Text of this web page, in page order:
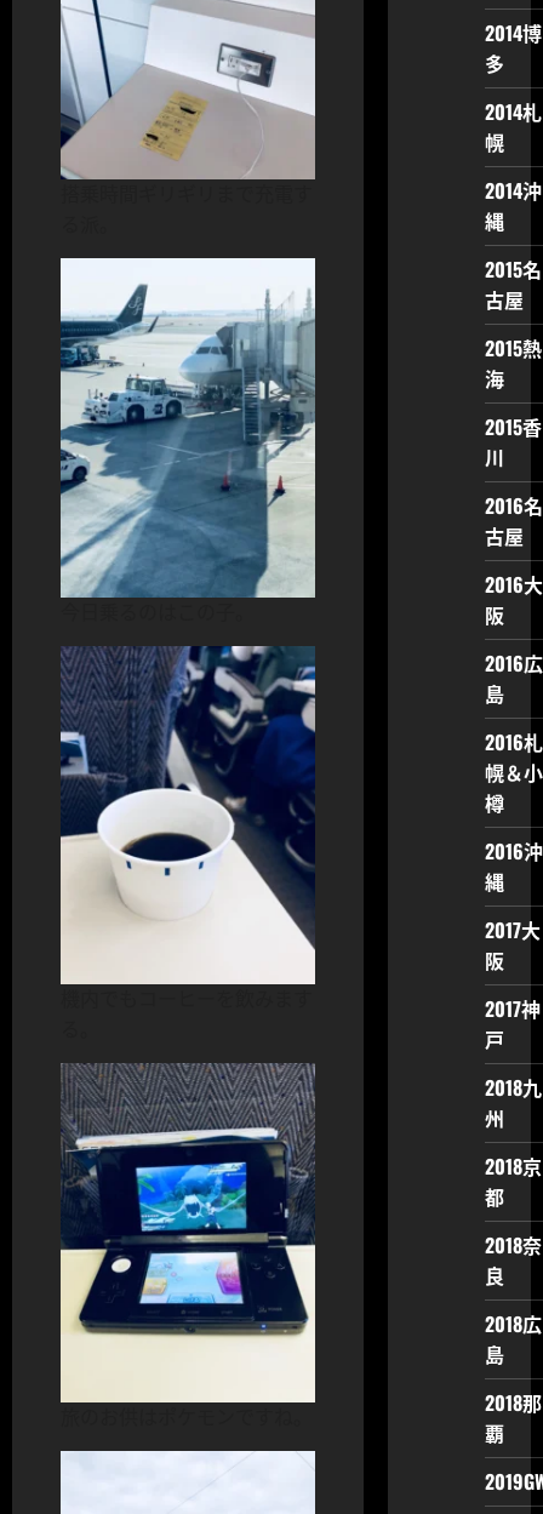
2014博
多
2014札
幌
2014沖
縄
2015名
古屋
2015熱
海
2015香
川
2016名
古屋
2016大
阪
2016広
島
2016札
幌＆小
樽
2016沖
縄
2017大
阪
2017神
戸
2018九
州
2018京
都
2018奈
良
2018広
島
2018那
覇